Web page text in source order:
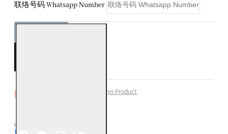
联络号码 Whatsapp Number
Compare this Product